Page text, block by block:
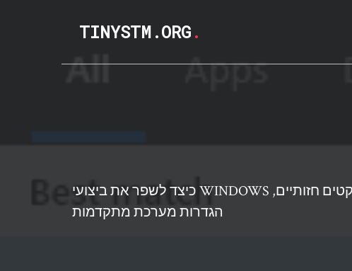
TINYSTM.ORG.
כיצד לשפר את ביצועי WINDOWS באמצעות זיכרון וירטואלי, אפקטים חזותיים,
הגדרות מערכת מתקדמות